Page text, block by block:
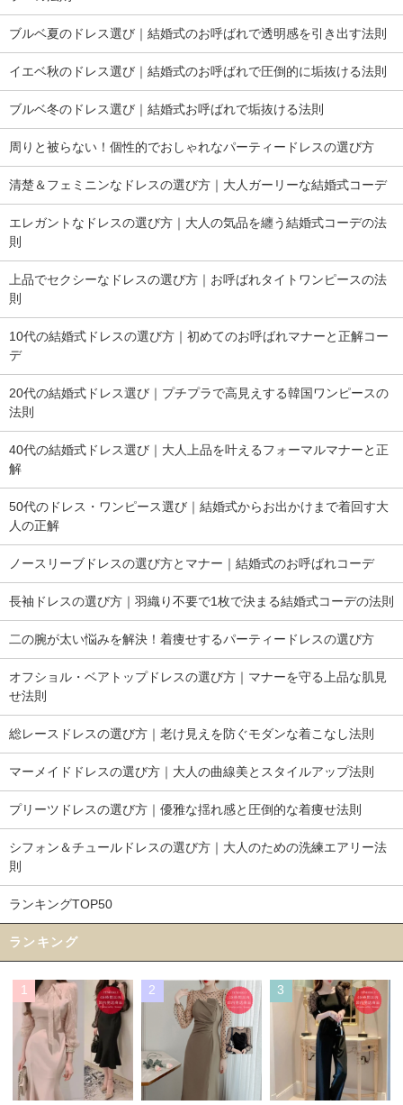
ブルベ夏のドレス選び｜結婚式のお呼ばれで透明感を引き出す法則
イエベ秋のドレス選び｜結婚式のお呼ばれで圧倒的に垢抜ける法則
ブルベ冬のドレス選び｜結婚式お呼ばれで垢抜ける法則
周りと被らない！個性的でおしゃれなパーティードレスの選び方
清楚＆フェミニンなドレスの選び方｜大人ガーリーな結婚式コーデ
エレガントなドレスの選び方｜大人の気品を纏う結婚式コーデの法
則
上品でセクシーなドレスの選び方｜お呼ばれタイトワンピースの法
則
10代の結婚式ドレスの選び方｜初めてのお呼ばれマナーと正解コー
デ
20代の結婚式ドレス選び｜プチプラで高見えする韓国ワンピースの
法則
40代の結婚式ドレス選び｜大人上品を叶えるフォーマルマナーと正
解
50代のドレス・ワンピース選び｜結婚式からお出かけまで着回す大
人の正解
ノースリーブドレスの選び方とマナー｜結婚式のお呼ばれコーデ
長袖ドレスの選び方｜羽織り不要で1枚で決まる結婚式コーデの法則
二の腕が太い悩みを解決！着痩せするパーティードレスの選び方
オフショル・ベアトップドレスの選び方｜マナーを守る上品な肌見
せ法則
総レースドレスの選び方｜老け見えを防ぐモダンな着こなし法則
マーメイドドレスの選び方｜大人の曲線美とスタイルアップ法則
プリーツドレスの選び方｜優雅な揺れ感と圧倒的な着痩せ法則
シフォン＆チュールドレスの選び方｜大人のための洗練エアリー法
則
ランキングTOP50
ランキング
1 2 3